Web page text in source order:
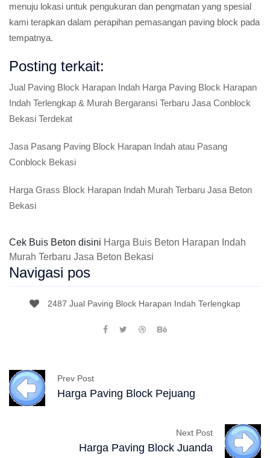
menuju lokasi untuk pengukuran dan pengmatan yang spesial
kami terapkan dalam perapihan pemasangan paving block pada
tempatnya.
Posting terkait:
Jual Paving Block Harapan Indah Harga Paving Block Harapan
Indah Terlengkap & Murah Bergaransi Terbaru Jasa Conblock
Bekasi Terdekat
Jasa Pasang Paving Block Harapan Indah atau Pasang
Conblock Bekasi
Harga Grass Block Harapan Indah Murah Terbaru Jasa Beton
Bekasi
Cek Buis Beton disini Harga Buis Beton Harapan Indah
Murah Terbaru Jasa Beton Bekasi
Navigasi pos
2487 Jual Paving Block Harapan Indah Terlengkap
Prev Post
Harga Paving Block Pejuang
Next Post
Harga Paving Block Juanda